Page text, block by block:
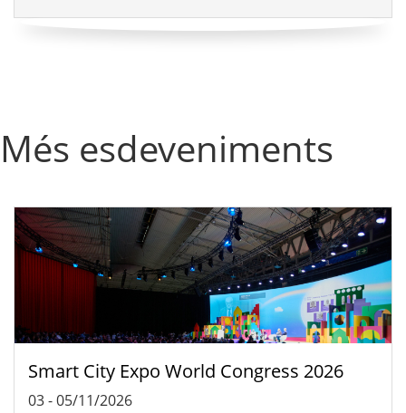
Més esdeveniments
Smart City Expo World Congress 2026
03-05/11/2026